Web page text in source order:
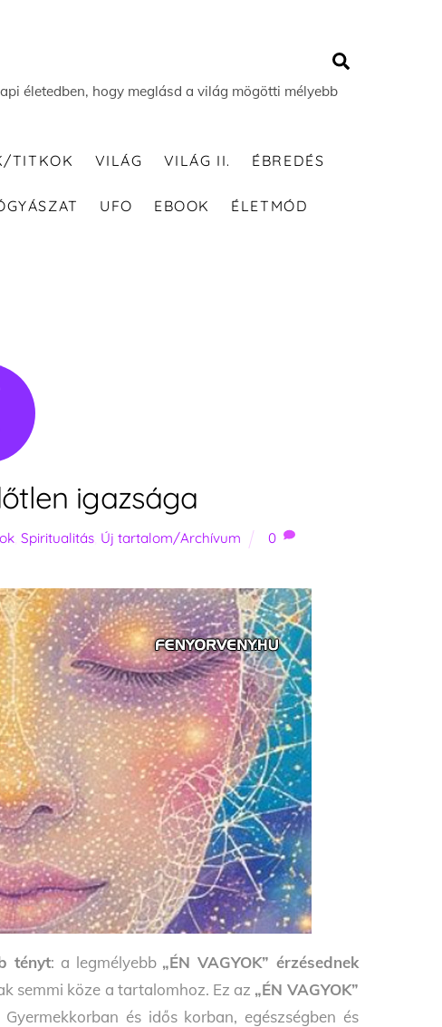
életedben, hogy meglásd a világ mögötti mélyebb
TITKOK VILÁG VILÁG II. ÉBREDÉS
UFO EBOOK ÉLETMÓD
igazsága
, Spiritualitás, Új tartalom/Archívum 0
tényt: a legmélyebb „ÉN VAGYOK” érzésednek
semmi köze a tartalomhoz. Ez az „ÉN VAGYOK”
és idős korban, egészségben és